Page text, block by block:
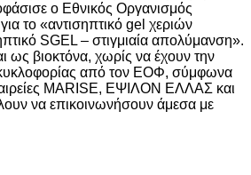
ο Εθνικός Οργανισμός
το «αντισηπτικό gel χεριών
SGEL – στιγμιαία απολύμανση».
ως βιοκτόνα, χωρίς να έχουν την
από τον ΕΟΦ, σύμφωνα
MARISE, ΕΨΙΛΟΝ ΕΛΛΑΣ και
να επικοινωνήσουν άμεσα με